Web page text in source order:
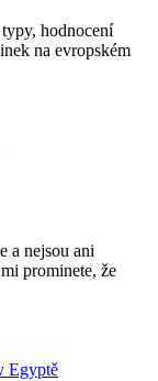
hodnocení
na evropském
a nejsou ani
prominete, že
Egyptě